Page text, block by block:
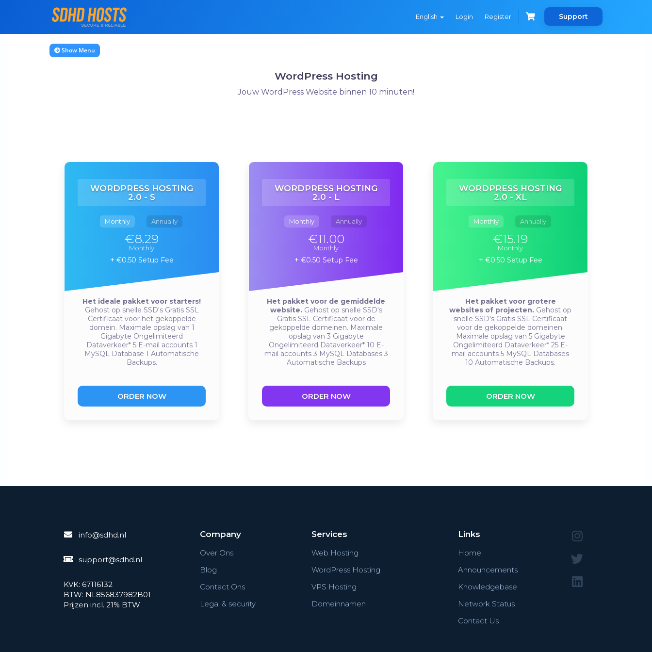
English Login Register Support
Show Menu
WordPress Hosting
Jouw WordPress Website binnen 10 minuten!
WORDPRESS HOSTING
2.0 - S
Monthly Annually
€8.29
Monthly
€0.50 Setup Fee
Het ideale pakket voor starters!
Gehost op snelle SSD'sGratis SSL
Certificaat voor het gekoppelde
domein. Maximale opslag van 1
Gigabyte Ongelimiteerd
Dataverkeer*5 E-mail accounts1
MySQL Database 1 Automatische
Backups.
ORDER NOW
WORDPRESS HOSTING
2.0 - L
Monthly Annually
€11.00
Monthly
€0.50 Setup Fee
Het pakket voor de gemiddelde
website.Gehost op snelle SSD's
Gratis SSL Certificaat voor de
gekoppelde domeinen. Maximale
opslag van 3 Gigabyte
Ongelimiteerd Dataverkeer*10 E-
mail accounts3 MySQL Databases3
Automatische Backups
ORDER NOW
WORDPRESS HOSTING
2.0 - XL
Monthly Annually
€15.19
Monthly
€0.50 Setup Fee
Het pakket voor grotere
websites of projecten. Gehost op
snelle SSD's Gratis SSL Certificaat
voor de gekoppelde domeinen.
Maximale opslag van 5 Gigabyte
Ongelimiteerd Dataverkeer* 25 E-
mail accounts 5 MySQL Databases
10 Automatische Backups.
ORDER NOW
info@sdhd.nl
support@sdhd.nl
KVK: 67116132
BTW: NL856837982B01
Prijzen incl. 21% BTW
Company
Over Ons
Blog
Contact Ons
Legal & security
Services
Web Hosting
WordPress Hosting
VPS Hosting
Domeinnamen
Links
Home
Announcements
Knowledgebase
Network Status
Contact Us